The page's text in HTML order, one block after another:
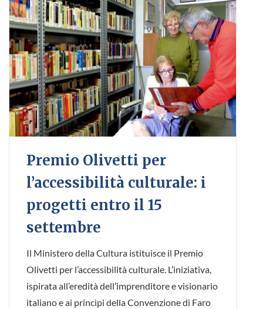
Premio Olivetti per
l’accessibilità culturale: i
progetti entro il 15
settembre
Il Ministero della Cultura istituisce il Premio
Olivetti per l’accessibilità culturale. L’iniziativa,
ispirata all’eredità dell’imprenditore e visionario
italiano e ai princìpi della Convenzione di Faro